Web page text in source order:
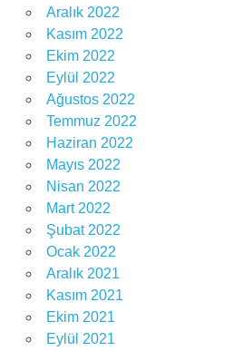
Aralık 2022
Kasım 2022
Ekim 2022
Eylül 2022
Ağustos 2022
Temmuz 2022
Haziran 2022
Mayıs 2022
Nisan 2022
Mart 2022
Şubat 2022
Ocak 2022
Aralık 2021
Kasım 2021
Ekim 2021
Eylül 2021